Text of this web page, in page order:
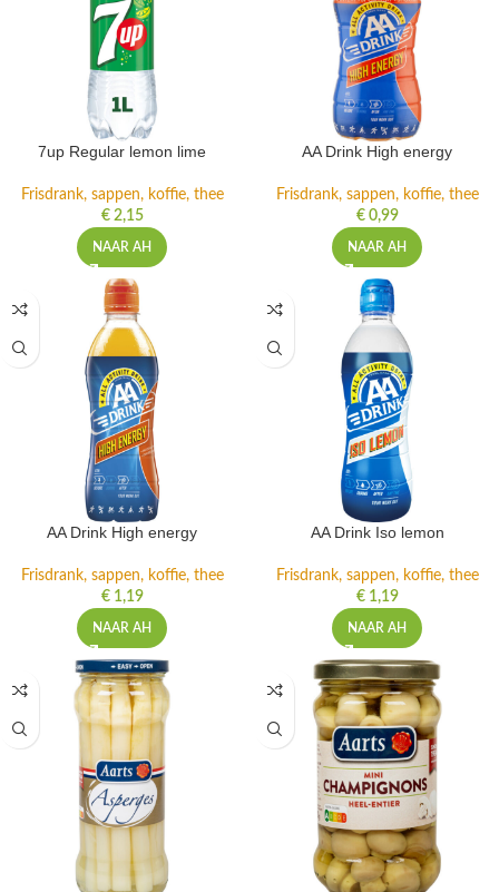
7up Regular lemon lime
Frisdrank, sappen, koffie, thee
€2,15
NAAR AH
AA Drink High energy
Frisdrank, sappen, koffie, thee
€0,99
NAAR AH
AA Drink High energy
Frisdrank, sappen, koffie, thee
€1,19
NAAR AH
AA Drink Iso lemon
Frisdrank, sappen, koffie, thee
€1,19
NAAR AH